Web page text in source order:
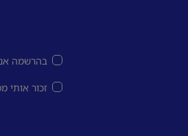
בהרשמה
זכור אותי